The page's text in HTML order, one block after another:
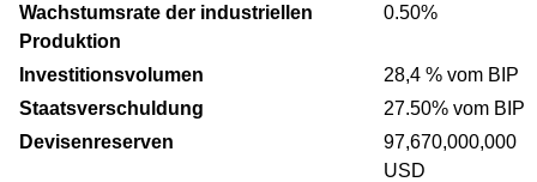
Wachstumsrate der industriellen
Produktion
0.50%
Investitionsvolumen
28,4 % vom BIP
Staatsverschuldung
27.50% vom BIP
Devisenreserven
97,670,000,000
USD